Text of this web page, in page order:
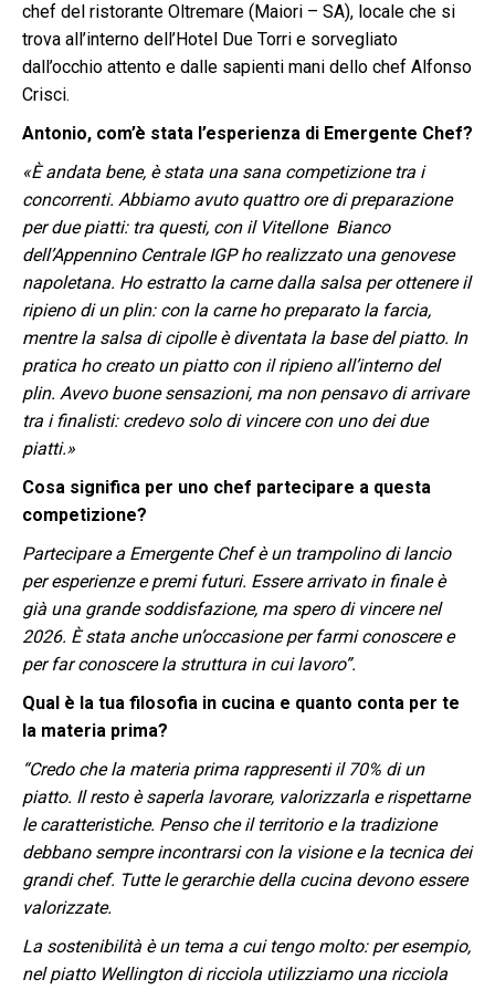
chef del ristorante Oltremare (Maiori – SA), locale che si
trova all’interno dell’Hotel Due Torri e sorvegliato
dall’occhio attento e dalle sapienti mani dello chef Alfonso
Crisci.
Antonio, com’è stata l’esperienza di Emergente Chef?
«È andata bene, è stata una sana competizione tra i
concorrenti. Abbiamo avuto quattro ore di preparazione
per due piatti: tra questi, con il Vitellone Bianco
dell’Appennino Centrale IGP ho realizzato una genovese
napoletana. Ho estratto la carne dalla salsa per ottenere il
ripieno di un plin: con la carne ho preparato la farcia,
mentre la salsa di cipolle è diventata la base del piatto. In
pratica ho creato un piatto con il ripieno all’interno del
plin. Avevo buone sensazioni, ma non pensavo di arrivare
tra i finalisti: credevo solo di vincere con uno dei due
piatti.»
Cosa significa per uno chef partecipare a questa
competizione?
Partecipare a Emergente Chef è un trampolino di lancio
per esperienze e premi futuri. Essere arrivato in finale è
già una grande soddisfazione, ma spero di vincere nel
2026. È stata anche un’occasione per farmi conoscere e
per far conoscere la struttura in cui lavoro”.
Qual è la tua filosofia in cucina e quanto conta per te
la materia prima?
“Credo che la materia prima rappresenti il 70% di un
piatto. Il resto è saperla lavorare, valorizzarla e rispettarne
le caratteristiche. Penso che il territorio e la tradizione
debbano sempre incontrarsi con la visione e la tecnica dei
grandi chef. Tutte le gerarchie della cucina devono essere
valorizzate.
La sostenibilità è un tema a cui tengo molto: per esempio,
nel piatto Wellington di ricciola utilizziamo una ricciola